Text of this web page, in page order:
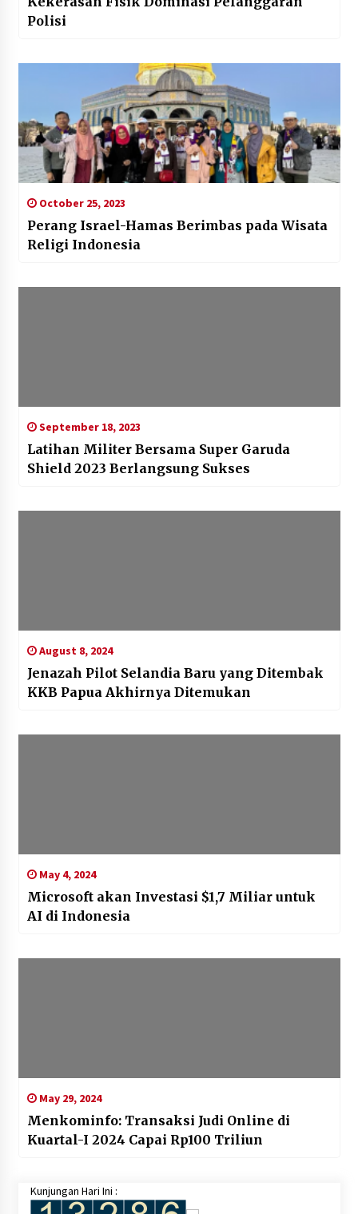
Polisi
October 25, 2023
Perang Israel-Hamas Berimbas pada Wisata
Religi Indonesia
September 18, 2023
Latihan Militer Bersama Super Garuda
Shield 2023 Berlangsung Sukses
August 8, 2024
Jenazah Pilot Selandia Baru yang Ditembak
KKB Papua Akhirnya Ditemukan
May 4, 2024
Microsoft akan Investasi $1,7 Miliar untuk
AI di Indonesia
May 29, 2024
Menkominfo: Transaksi Judi Online di
Kuartal-I 2024 Capai Rp100 Triliun
Kunjungan Hari Ini :